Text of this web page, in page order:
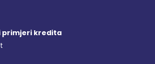
primjeri kredita